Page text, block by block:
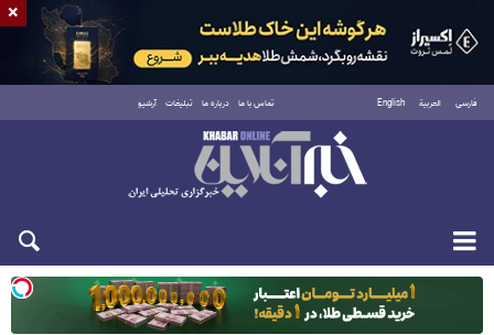
فارسی العربية English تماس با ما درباره ما تبلیغات آرشیو
یکشنبه ۱۸ مرداد ۱۴۰۵
×